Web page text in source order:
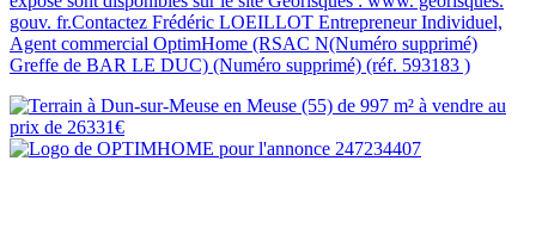
gouv. fr.Contactez Frédéric LOEILLOT Entrepreneur Individuel,
Agent commercial OptimHome (RSAC N(Numéro supprimé)
Greffe de BAR LE DUC) (Numéro supprimé) (réf. 593183 )